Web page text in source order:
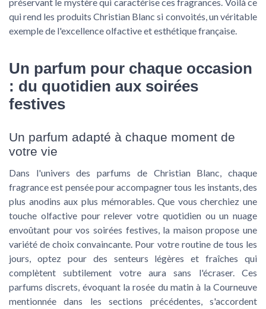
qui rend les produits Christian Blanc si convoités, un véritable
exemple de l'excellence olfactive et esthétique française.
Un parfum pour chaque occasion
: du quotidien aux soirées
festives
Un parfum adapté à chaque moment de
votre vie
Dans l'univers des parfums de Christian Blanc, chaque
fragrance est pensée pour accompagner tous les instants, des
plus anodins aux plus mémorables. Que vous cherchiez une
touche olfactive pour relever votre quotidien ou un nuage
envoûtant pour vos soirées festives, la maison propose une
variété de choix convaincante. Pour votre routine de tous les
jours, optez pour des senteurs légères et fraîches qui
complètent subtilement votre aura sans l'écraser. Ces
parfums discrets, évoquant la rosée du matin à la Courneuve
mentionnée dans les sections précédentes, s'accordent